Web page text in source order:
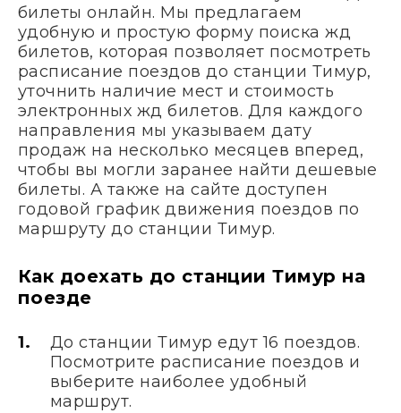
билеты онлайн. Мы предлагаем
удобную и простую форму поиска жд
билетов, которая позволяет посмотреть
расписание поездов до станции Тимур,
уточнить наличие мест и стоимость
электронных жд билетов. Для каждого
направления мы указываем дату
продаж на несколько месяцев вперед,
чтобы вы могли заранее найти дешевые
билеты. А также на сайте доступен
годовой график движения поездов по
маршруту до станции Тимур.
Как доехать до станции Тимур на
поезде
До станции Тимур едут 16 поездов.
Посмотрите расписание поездов и
выберите наиболее удобный
маршрут.